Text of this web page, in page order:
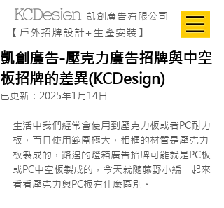
凱創廣告有限公司
【戶外招牌設計+生產安裝】
凱創廣告-壓克力廣告招牌與中空
板招牌的差異(KCDesign)
已更新： 2025年1月14日
生活中我們經常會使用到壓克力板或者PC耐力
板，而且使用範圍極大，相框的材質是壓克力
板製成的，路邊的燈箱廣告招牌可能就是PC板
或PC中空板製成的，今天就隨藤野小編一起來
看看壓克力與PC板有什麼區別。